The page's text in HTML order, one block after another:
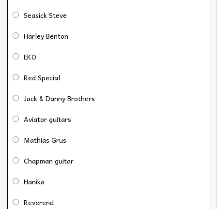
Seasick Steve
Harley Benton
EKO
Red Special
Jack & Danny Brothers
Aviator guitars
Mathias Grus
Chapman guitar
Hanika
Reverend